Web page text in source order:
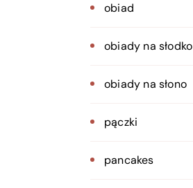
obiad
obiady na słodko
obiady na słono
pączki
pancakes